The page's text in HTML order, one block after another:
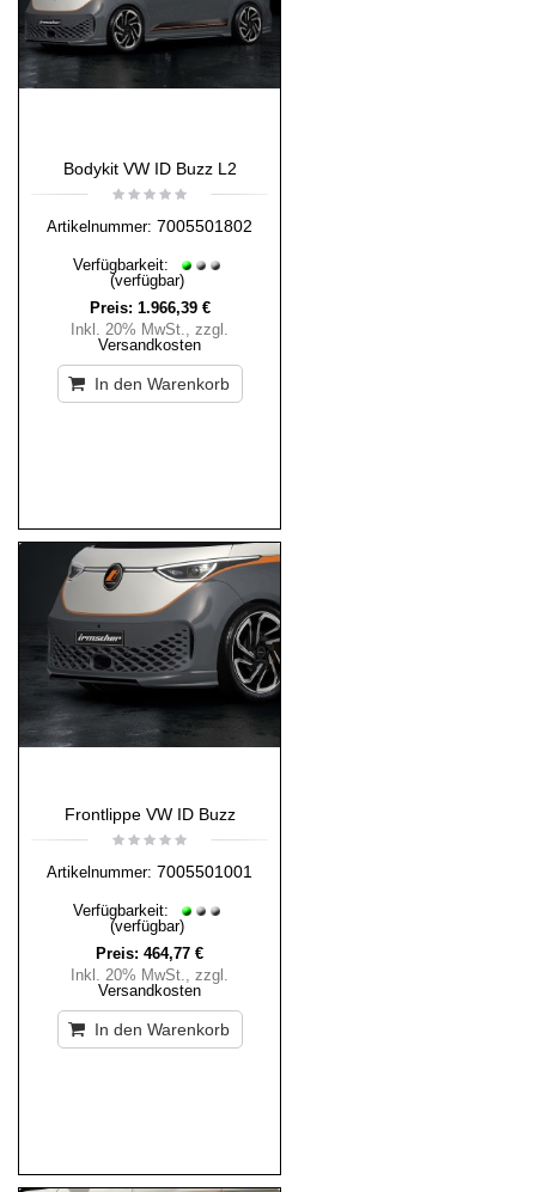
Bodykit VW ID Buzz L2
Artikelnummer: 7005501802
Verfügbarkeit:
(verfügbar)
Preis: 1.966,39 €
Inkl. 20% MwSt., zzgl.
Versandkosten
In den Warenkorb
Frontlippe VW ID Buzz
Artikelnummer: 7005501001
Verfügbarkeit:
(verfügbar)
Preis: 464,77 €
Inkl. 20% MwSt., zzgl.
Versandkosten
In den Warenkorb